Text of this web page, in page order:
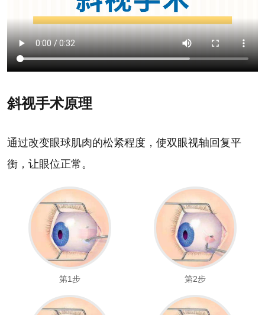
斜视手术原理
通过改变眼球肌肉的松紧程度，使双眼视轴回复平
衡，让眼位正常。
第1步 第2步